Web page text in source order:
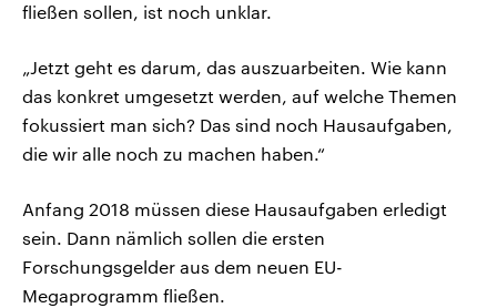
fließen sollen, ist noch unklar.
„Jetzt geht es darum, das auszuarbeiten. Wie kann
das konkret umgesetzt werden, auf welche Themen
fokussiert man sich? Das sind noch Hausaufgaben,
die wir alle noch zu machen haben.“
Anfang 2018 müssen diese Hausaufgaben erledigt
sein. Dann nämlich sollen die ersten
Forschungsgelder aus dem neuen EU-
Megaprogramm fließen.